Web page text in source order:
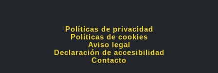
Políticas de privacidad
Políticas de cookies
Aviso legal
Declaración de accesibilidad
Contacto